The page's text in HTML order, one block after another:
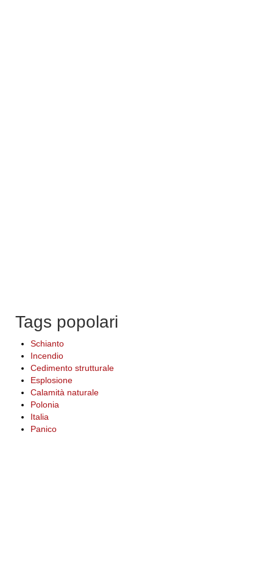
Tags popolari
Schianto
Incendio
Cedimento strutturale
Esplosione
Calamità naturale
Polonia
Italia
Panico